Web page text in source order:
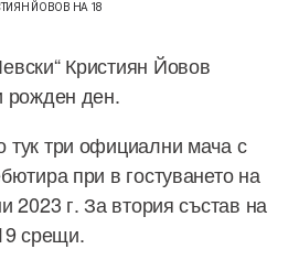
ЙОВОВ НА 18
Кристиян Йовов
рожден ден.
тук три официални мача с
при в гостуването на
2023 г. За втория състав на
срещи.